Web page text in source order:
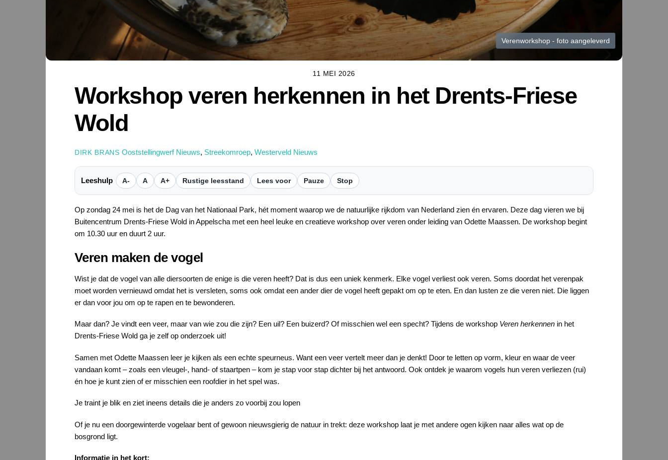
Verenworkshop - foto aangeleverd
11 MEI 2026
Workshop veren herkennen in het Drents-Friese
Wold
DIRK BRANS Ooststellingwerf Nieuws, Streekomroep, Westerveld Nieuws
Leeshulp A- A A+ Rustige leesstand Lees voor Pauze Stop
Op zondag 24 mei is het de Dag van het Nationaal Park, hét moment waarop we de natuurlijke rijkdom van Nederland zien én ervaren. Deze dag vieren we bij
Buitencentrum Drents-Friese Wold in Appelscha met een heel leuke en creatieve workshop over veren onder leiding van Odette Maassen. De workshop begint
om 10.30 uur en duurt 2 uur.
Veren maken de vogel
Wist je dat de vogel van alle diersoorten de enige is die veren heeft? Dat is dus een uniek kenmerk. Elke vogel verliest ook veren. Soms doordat het verenpak
moet worden vernieuwd omdat het is versleten, soms ook omdat een ander dier de vogel heeft gepakt om op te eten. En dan lusten ze die veren niet. Die liggen
er dan voor jou om op te rapen en te bewonderen.
Maar dan? Je vindt een veer, maar van wie zou die zijn? Een uil? Een buizerd? Of misschien wel een specht? Tijdens de workshop Veren herkennen in het
Drents-Friese Wold ga je zelf op onderzoek uit!
Samen met Odette Maassen leer je kijken als een echte speurneus. Want een veer vertelt meer dan je denkt! Door te letten op vorm, kleur en waar de veer
vandaan komt – zoals een vleugel-, hand- of staartpen – kom je stap voor stap dichter bij het antwoord. Ook ontdek je waarom vogels hun veren verliezen (rui)
én hoe je kunt zien of er misschien een roofdier in het spel was.
Je traint je blik en ziet ineens details die je anders zo voorbij zou lopen
Of je nu een doorgewinterde vogelaar bent of gewoon nieuwsgierig de natuur in trekt: deze workshop laat je met andere ogen kijken naar alles wat op de
bosgrond ligt.
Informatie in het kort: